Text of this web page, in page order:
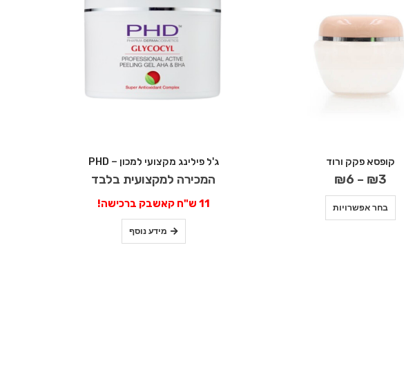
קופסא פקק ורוד
₪3
–
₪6
בחר אפשרויות
ג'ל פילינג מקצועי למכון – PHD
המכירה למקצועית בלבד
11 ש"ח קאשבק ברכישה!
מידע נוסף